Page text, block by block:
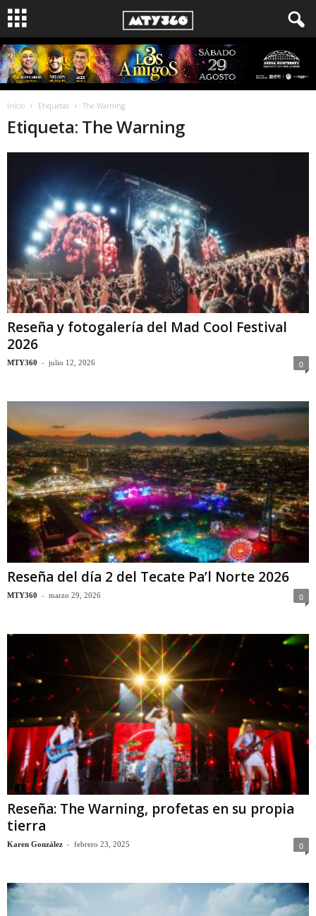
Inicio Etiquetas The Warning
Etiqueta: The Warning
Reseña y fotogalería del Mad Cool Festival
2026
MTY360 - julio 12, 2026 0
Reseña del día 2 del Tecate Pa’l Norte 2026
MTY360 - marzo 29, 2026 0
Reseña: The Warning, profetas en su propia
tierra
Karen González - febrero 23, 2025 0